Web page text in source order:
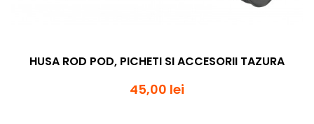
HUSA ROD POD, PICHETI SI ACCESORII TAZURA
45,00 lei